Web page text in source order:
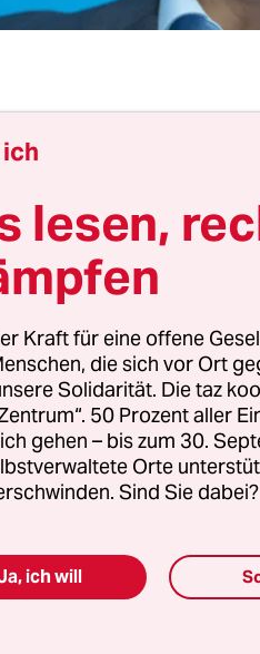
sein leitender
im Alleingang
Unternehmen nicht
ab.
das sich
Verkaufszahlen
gar kein Unternehmen
Noch bedeutsamer
Problem von bislang
hat.
lesen,
Kraft für eine offene
die sich vor Ort
Solidarität. Die taz
50 Prozent aller
gehen – bis zum 30.
Orte
Sind Sie dabei?
ich will